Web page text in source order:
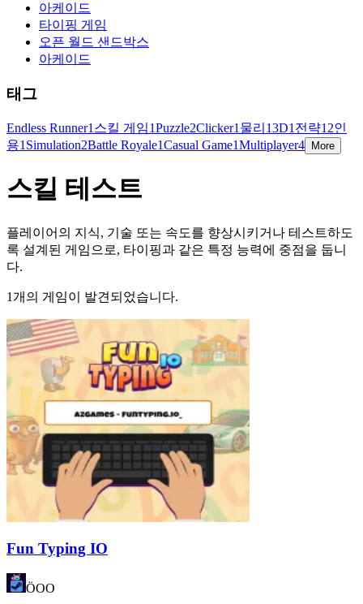
아케이드
타이핑 게임
오픈 월드 샌드박스
아케이드
태그
Endless Runner1 스킬 게임1Puzzle2Clicker1 물리 13D1 전략1 2인
용1 Simulation2Battle Royale1Casual Game1Multiplayer4 More
스킬 테스트
플레이어의 지식, 기술 또는 속도를 향상시키거나 테스트하도
록 설계된 게임으로, 타이핑과 같은 특정 능력에 중점을 둡니
다.
1개의 게임이 발견되었습니다.
Fun Typing IO
ÖOO